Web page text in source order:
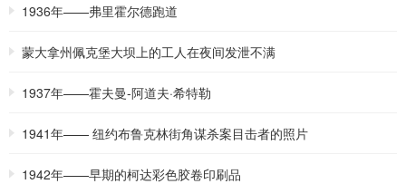
1936年——弗里霍尔德跑道
蒙大拿州佩克堡大坝上的工人在夜间发泄不满
1937年——霍夫曼-阿道夫·希特勒
1941年—— 纽约布鲁克林街角谋杀案目击者的照片
1942年——早期的柯达彩色胶卷印刷品